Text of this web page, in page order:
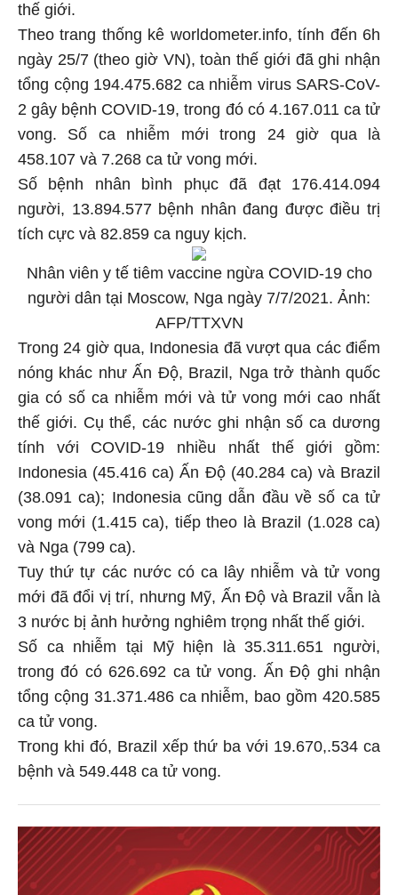
thế giới.
Theo trang thống kê worldometer.info, tính đến 6h
ngày 25/7 (theo giờ VN), toàn thế giới đã ghi nhận
tổng cộng 194.475.682 ca nhiễm virus SARS-CoV-
2 gây bệnh COVID-19, trong đó có 4.167.011 ca tử
vong. Số ca nhiễm mới trong 24 giờ qua là
458.107 và 7.268 ca tử vong mới.
Số bệnh nhân bình phục đã đạt 176.414.094
người, 13.894.577 bệnh nhân đang được điều trị
tích cực và 82.859 ca nguy kịch.
Nhân viên y tế tiêm vaccine ngừa COVID-19 cho
người dân tại Moscow, Nga ngày 7/7/2021. Ảnh:
AFP/TTXVN
Trong 24 giờ qua, Indonesia đã vượt qua các điểm
nóng khác như Ấn Độ, Brazil, Nga trở thành quốc
gia có số ca nhiễm mới và tử vong mới cao nhất
thế giới. Cụ thể, các nước ghi nhận số ca dương
tính với COVID-19 nhiều nhất thế giới gồm:
Indonesia (45.416 ca) Ấn Độ (40.284 ca) và Brazil
(38.091 ca); Indonesia cũng dẫn đầu về số ca tử
vong mới (1.415 ca), tiếp theo là Brazil (1.028 ca)
và Nga (799 ca).
Tuy thứ tự các nước có ca lây nhiễm và tử vong
mới đã đổi vị trí, nhưng Mỹ, Ấn Độ và Brazil vẫn là
3 nước bị ảnh hưởng nghiêm trọng nhất thế giới.
Số ca nhiễm tại Mỹ hiện là 35.311.651 người,
trong đó có 626.692 ca tử vong. Ấn Độ ghi nhận
tổng cộng 31.371.486 ca nhiễm, bao gồm 420.585
ca tử vong.
Trong khi đó, Brazil xếp thứ ba với 19.670,.534 ca
bệnh và 549.448 ca tử vong.